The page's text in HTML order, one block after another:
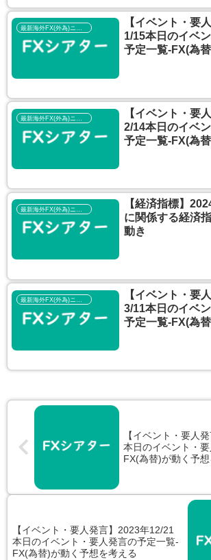
【イベント・要
1/15本日のイベ
予定一覧‐FX(為
最新海外FX(外為)ニュース
【イベント・要
2/14本日のイベ
予定一覧‐FX(為
【経済指標】
に関係する経済
動き
最新海外FX(外為)ニュース
【イベント・要
3/11本日のイベ
予定一覧‐FX(為
【イベント・要人
本日のイベント・
FX(為替)が動く予
【イベント・要人発言】2023年12/21
本日のイベント・要人発言の予定一覧‐
FX(為替)が動く予想を考える